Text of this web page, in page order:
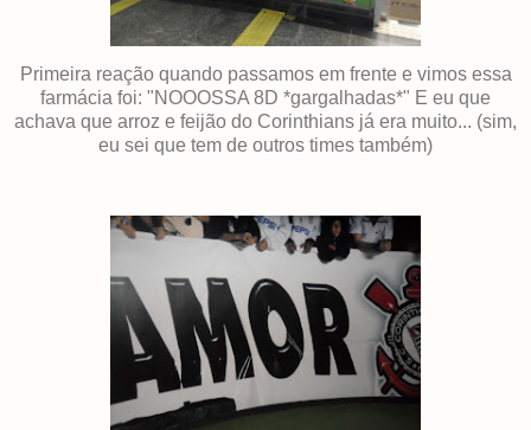
Primeira reação quando passamos em frente e vimos essa
farmácia foi: "NOOOSSA 8D *gargalhadas*" E eu que
achava que arroz e feijão do Corinthians já era muito... (sim,
eu sei que tem de outros times também)